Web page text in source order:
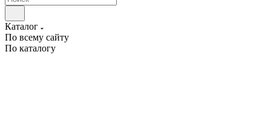
Каталог
По всему сайту
По каталогу